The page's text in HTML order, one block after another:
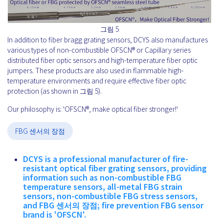
그림 5
In addition to fiber bragg grating sensors, DCYS also manufactures
various types of non-combustible OFSCN® or Capillary series
distributed fiber optic sensors and high-temperature fiber optic
jumpers. These products are also used in flammable high-
temperature environments and require effective fiber optic
protection (as shown in 그림 5).
Our philosophy is: 'OFSCN®, make optical fiber stronger!'
FBG 센서의 장점
DCYS is a professional manufacturer of fire-
resistant optical fiber grating sensors, providing
information such as non-combustible FBG
temperature sensors, all-metal FBG strain
sensors, non-combustible FBG stress sensors,
and FBG 센서의 장점; fire prevention FBG sensor
brand is 'OFSCN'.